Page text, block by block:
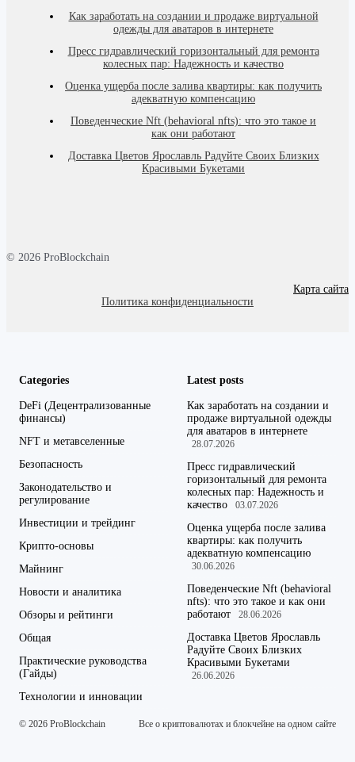
Как заработать на создании и продаже виртуальной
одежды для аватаров в интернете
Пресс гидравлический горизонтальный для ремонта
колесных пар: Надежность и качество
Оценка ущерба после залива квартиры: как получить
адекватную компенсацию
Поведенческие Nft (behavioral nfts): что это такое и
как они работают
Доставка Цветов Ярославль Радуйте Своих Близких
Красивыми Букетами
© 2026 ProBlockchain
Карта сайта
Политика конфиденциальности
Categories
DeFi (Децентрализованные
финансы)
NFT и метавселенные
Безопасность
Законодательство и
регулирование
Инвестиции и трейдинг
Крипто-основы
Майнинг
Новости и аналитика
Обзоры и рейтинги
Общая
Практические руководства
(Гайды)
Технологии и инновации
Latest posts
Как заработать на создании и
продаже виртуальной одежды
для аватаров в интернете
28.07.2026
Пресс гидравлический
горизонтальный для ремонта
колесных пар: Надежность и
качество
03.07.2026
Оценка ущерба после залива
квартиры: как получить
адекватную компенсацию
30.06.2026
Поведенческие Nft (behavioral
nfts): что это такое и как они
работают
28.06.2026
Доставка Цветов Ярославль
Радуйте Своих Близких
Красивыми Букетами
26.06.2026
© 2026 ProBlockchain Все о криптовалютах и блокчейне на одном сайте